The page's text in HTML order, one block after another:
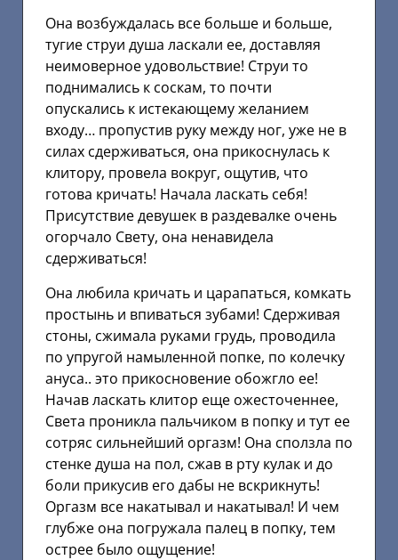
Она возбуждалась все больше и больше,
тугие струи душа ласкали ее, доставляя
неимоверное удовольствие! Струи то
поднимались к соскам, то почти
опускались к истекающему желанием
входу… пропустив руку между ног, уже не в
силах сдерживаться, она прикоснулась к
клитору, провела вокруг, ощутив, что
готова кричать! Начала ласкать себя!
Присутствие девушек в раздевалке очень
огорчало Свету, она ненавидела
сдерживаться!
Она любила кричать и царапаться, комкать
простынь и впиваться зубами! Сдерживая
стоны, сжимала руками грудь, проводила
по упругой намыленной попке, по колечку
ануса.. это прикосновение обожгло ее!
Начав ласкать клитор еще ожесточеннее,
Света проникла пальчиком в попку и тут ее
сотряс сильнейший оргазм! Она сползла по
стенке душа на пол, сжав в рту кулак и до
боли прикусив его дабы не вскрикнуть!
Оргазм все накатывал и накатывал! И чем
глубже она погружала палец в попку, тем
острее было ощущение!